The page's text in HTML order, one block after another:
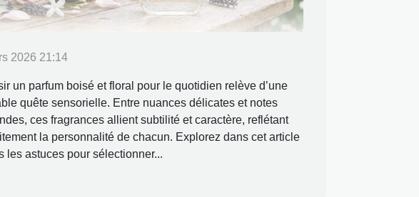
2026 21:14
un parfum boisé et floral pour le quotidien relève d’une
quête sensorielle. Entre nuances délicates et notes
ces fragrances allient subtilité et caractère, reflétant
la personnalité de chacun. Explorez dans cet article
les astuces pour sélectionner...